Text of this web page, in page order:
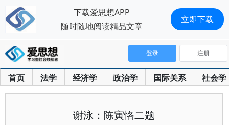
首页 法学 经济学 政治学 国际关系 社会学
登录 注册
谢泳：陈寅恪二题
下载爱思想APP
随时随地阅读精品文章
立即下载